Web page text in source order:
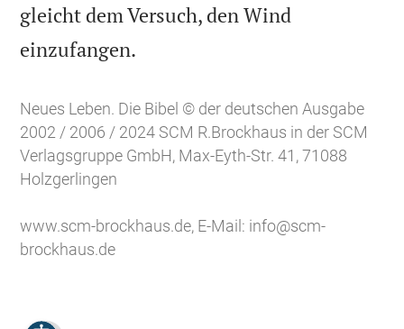
gleicht dem Versuch, den Wind
einzufangen.
Neues Leben. Die Bibel © der deutschen Ausgabe
2002 / 2006 / 2024 SCM R.Brockhaus in der SCM
Verlagsgruppe GmbH, Max-Eyth-Str. 41, 71088
Holzgerlingen
www.scm-brockhaus.de, E-Mail: info@scm-
brockhaus.de